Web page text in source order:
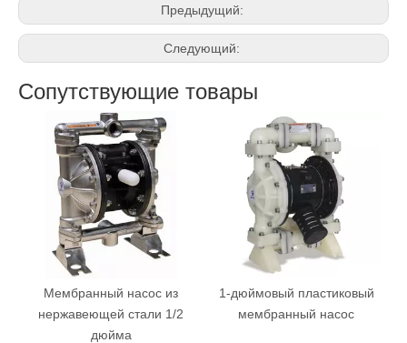
Предыдущий:
Следующий:
Сопутствующие товары
Мембранный насос из
нержавеющей стали 1/2
дюйма
1-дюймовый пластиковый
мембранный насос